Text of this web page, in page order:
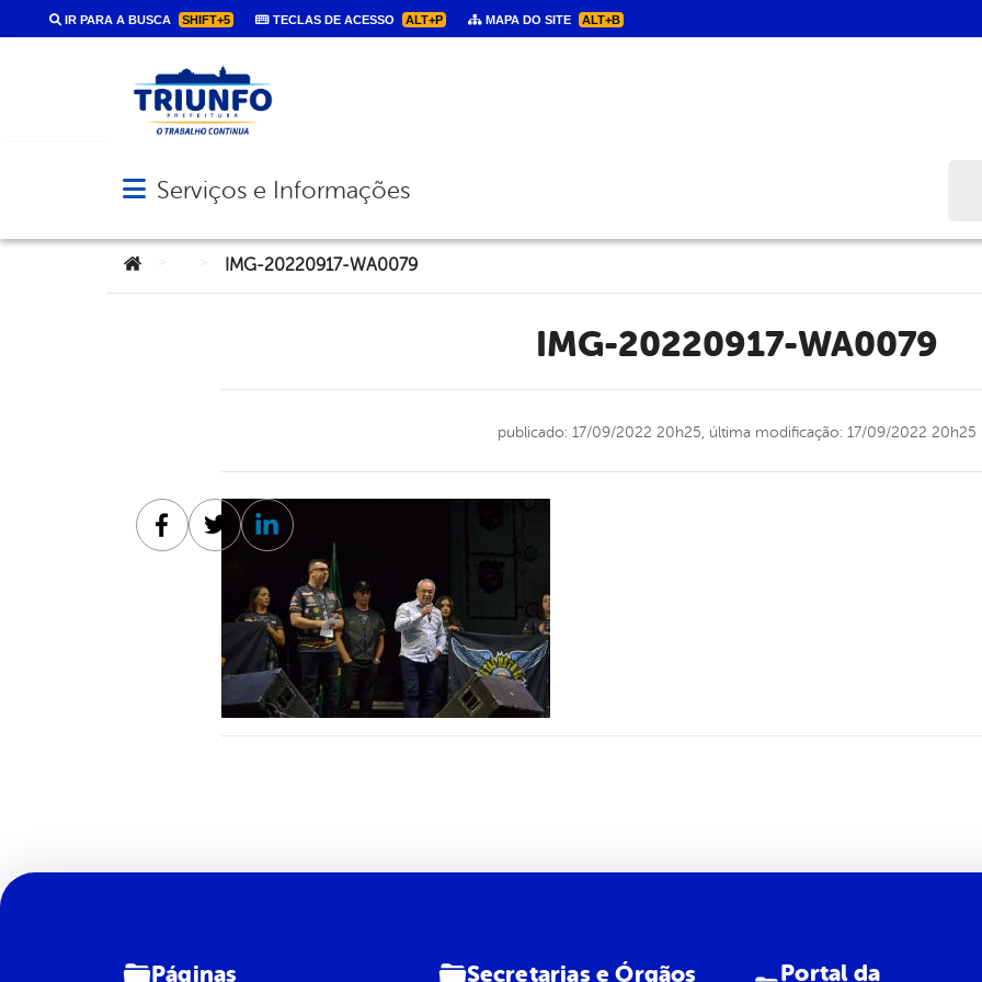
IR PARA A BUSCA SHIFT+5 TECLAS DE ACESSO ALT+P MAPA DO SITE ALT+B
Abrir menu principal de navegação
Serviços e Informações
Você está aqui:IMG-20220917-WA0079
IMG-20220917-WA0079
publicado: 17/09/2022 20h25, última modificação: 17/09/2022 20h25
Facebook
TwitterLinkedin
Páginas Secretarias e Órgãos
Portal da